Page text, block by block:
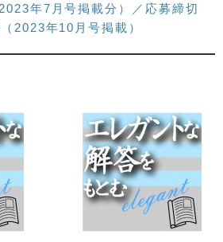
年7月号掲載分）／応募締切
2023年10月号掲載）